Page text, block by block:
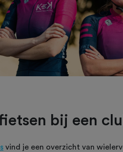
bij een
vind je een overzicht van